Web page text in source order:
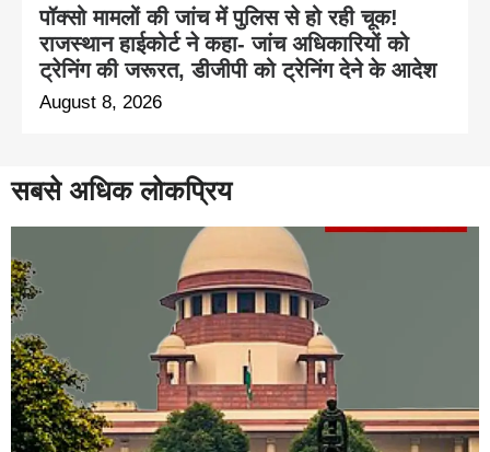
पॉक्सो मामलों की जांच में पुलिस से हो रही चूक!
राजस्थान हाईकोर्ट ने कहा- जांच अधिकारियों को
ट्रेनिंग की जरूरत, डीजीपी को ट्रेनिंग देने के आदेश
August 8, 2026
सबसे अधिक लोकप्रिय